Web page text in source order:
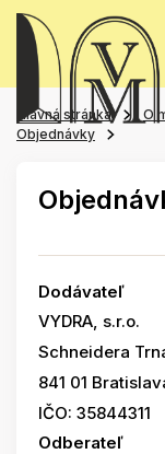
Hlavná stránka O
Objednávky
Dodávateľ
VYDRA, s.r.o.
Schneidera
841 01
IČO: 35844311
Odberateľ